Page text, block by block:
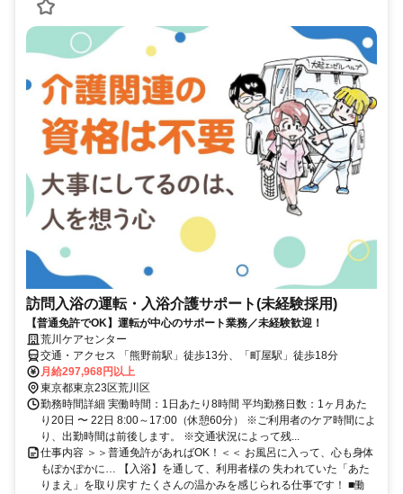
訪問入浴の運転・入浴介護サポート(未経験採用)
【普通免許でOK】運転が中心のサポート業務／未経験歓迎！
荒川ケアセンター
交通・アクセス 「熊野前駅」徒歩13分、「町屋駅」徒歩18分
月給297,968円以上
東京都東京23区荒川区
勤務時間詳細 実働時間：1日あたり8時間 平均勤務日数：1ヶ月あた
り20日 〜 22日 8:00～17:00（休憩60分） ※ご利用者のケア時間によ
り、出勤時間は前後します。 ※交通状況によって残...
仕事内容 ＞＞普通免許があればOK！＜＜ お風呂に入って、心も身体
もぽかぽかに… 【入浴】を通して、利用者様の 失われていた「あた
りまえ」を取り戻す たくさんの温かみを感じられる仕事です！ ■働